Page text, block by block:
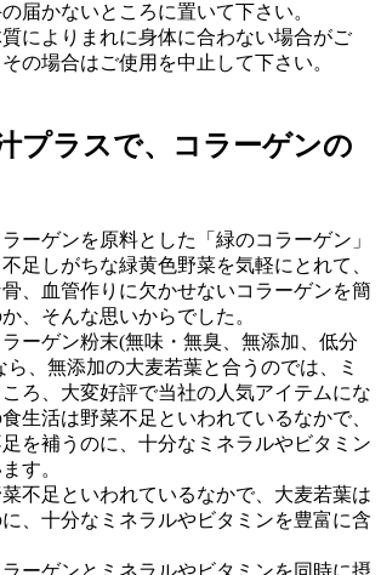
の届かないところに置いて下さい。
質によりまれに身体に合わない場合がご
の場合はご使用を中止して下さい。
プラスで、コラーゲンの
ーゲンを原料とした「緑のコラーゲン」
足しがちな緑黄色野菜を気軽にとれて、
、血管作りに欠かせないコラーゲンを簡
、そんな思いからでした。
ーゲン粉末(無味・無臭、無添加、低分
、無添加の大麦若葉と合うのでは、ミ
ろ、大変好評で当社の人気アイテムにな
生活は野菜不足といわれているなかで、
を補うのに、十分なミネラルやビタミン
す。
不足といわれているなかで、大麦若葉は
、十分なミネラルやビタミンを豊富に含
ーゲンとミネラルやビタミンを同時に摂